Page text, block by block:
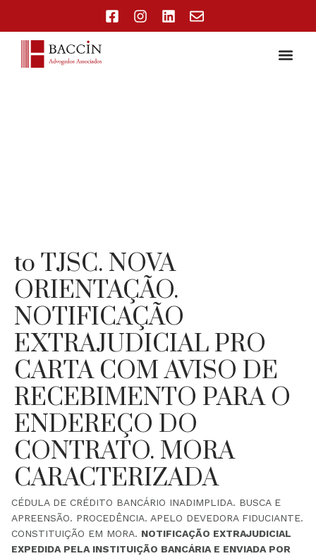
to TJSC. NOVA
ORIENTAÇÃO.
NOTIFICAÇÃO
EXTRAJUDICIAL PRO
CARTA COM AVISO DE
RECEBIMENTO PARA O
ENDEREÇO DO
CONTRATO. MORA
CARACTERIZADA
CÉDULA DE CRÉDITO BANCÁRIO INADIMPLIDA. BUSCA E
APREENSÃO. PROCEDÊNCIA. APELO DEVEDORA FIDUCIANTE.
CONSTITUIÇÃO EM MORA. NOTIFICAÇÃO EXTRAJUDICIAL
EXPEDIDA PELA INSTITUIÇÃO BANCÁRIA E ENVIADA POR